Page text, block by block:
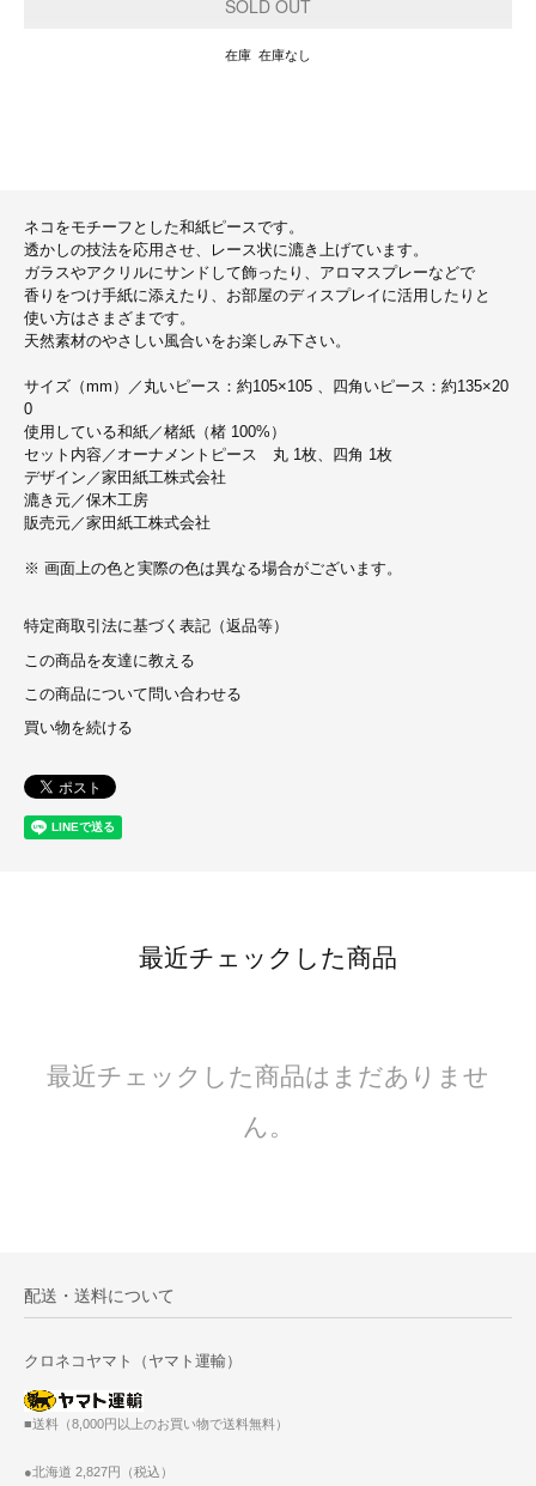
在庫 在庫なし
ネコをモチーフとした和紙ピースです。
透かしの技法を応用させ、レース状に漉き上げています。
ガラスやアクリルにサンドして飾ったり、アロマスプレーなどで
香りをつけ手紙に添えたり、お部屋のディスプレイに活用したりと
使い方はさまざまです。
天然素材のやさしい風合いをお楽しみ下さい。
サイズ（mm）／丸いピース：約105×105 、四角いピース：約135×20
0
使用している和紙／楮紙（楮 100%）
セット内容／オーナメントピース 丸 1枚、四角 1枚
デザイン／家田紙工株式会社
漉き元／保木工房
販売元／家田紙工株式会社
※ 画面上の色と実際の色は異なる場合がございます。
特定商取引法に基づく表記（返品等）
この商品を友達に教える
この商品について問い合わせる
買い物を続ける
最近チェックした商品
最近チェックした商品はまだありませ
ん。
配送・送料について
クロネコヤマト（ヤマト運輸）
■送料（8,000円以上のお買い物で送料無料）
●北海道 2,827円（税込）